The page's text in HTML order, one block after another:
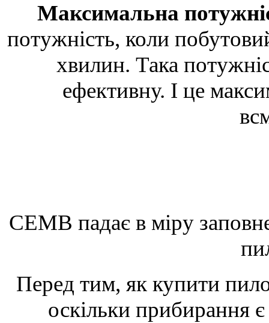
Максимальна
потужність, коли
хвилин. Така
ефективну. І це
СЕМВ падає в міру
Перед тим, як купити
оскільки прибирання